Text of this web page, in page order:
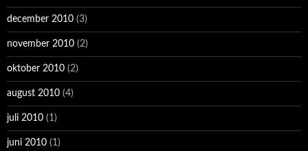
december 2010 (3)
november 2010 (2)
oktober 2010 (2)
august 2010 (4)
juli 2010 (1)
juni 2010 (1)